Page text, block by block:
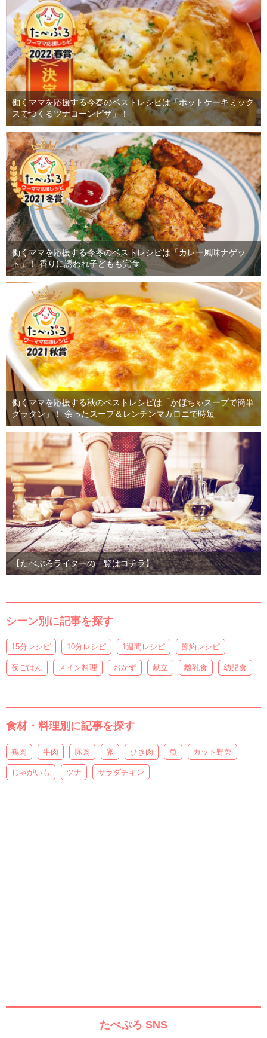
働くママを応援する今春のベストレシピは「ホットケーキミック
スでつくるツナコーンピザ」！
働くママを応援する今冬のベストレシピは「カレー風味ナゲッ
ト」！ 香りに誘われ子どもも完食
働くママを応援する秋のベストレシピは「かぼちゃスープで簡単
グラタン」！ 余ったスープ＆レンチンマカロニで時短
【たべぷろライターの一覧はコチラ】
シーン別に記事を探す
15分レシピ 10分レシピ 1週間レシピ 節約レシピ
夜ごはん メイン料理 おかず 献立 離乳食 幼児食
食材・料理別に記事を探す
鶏肉 牛肉 豚肉 卵 ひき肉 魚 カット野菜
じゃがいも ツナ サラダチキン
たべぷろ SNS